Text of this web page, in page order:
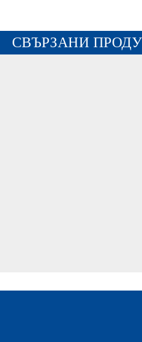
СВЪРЗАНИ